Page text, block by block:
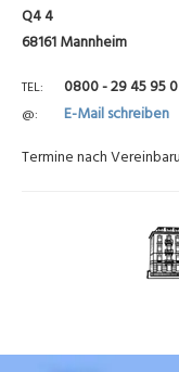
Q4 4
68161 Mannheim
TEL 0800 - 29 45 95 0
@
E-Mail schreiben
Termine nach